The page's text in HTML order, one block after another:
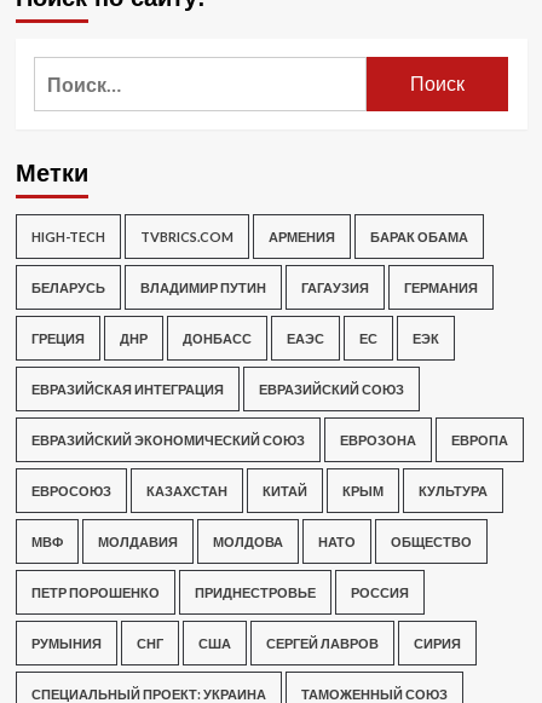
Метки
HIGH-TECH TVBRICS.COM АРМЕНИЯ БАРАК ОБАМА
БЕЛАРУСЬ ВЛАДИМИР ПУТИН ГАГАУЗИЯ ГЕРМАНИЯ
ГРЕЦИЯ ДНР ДОНБАСС ЕАЭС ЕС ЕЭК
ЕВРАЗИЙСКАЯ ИНТЕГРАЦИЯ ЕВРАЗИЙСКИЙ СОЮЗ
ЕВРАЗИЙСКИЙ ЭКОНОМИЧЕСКИЙ СОЮЗ ЕВРОЗОНА ЕВРОПА
ЕВРОСОЮЗ КАЗАХСТАН КИТАЙ КРЫМ КУЛЬТУРА
МВФ МОЛДАВИЯ МОЛДОВА НАТО ОБЩЕСТВО
ПЕТР ПОРОШЕНКО ПРИДНЕСТРОВЬЕ РОССИЯ
РУМЫНИЯ СНГ США СЕРГЕЙ ЛАВРОВ СИРИЯ
СПЕЦИАЛЬНЫЙ ПРОЕКТ: УКРАИНА ТАМОЖЕННЫЙ СОЮЗ